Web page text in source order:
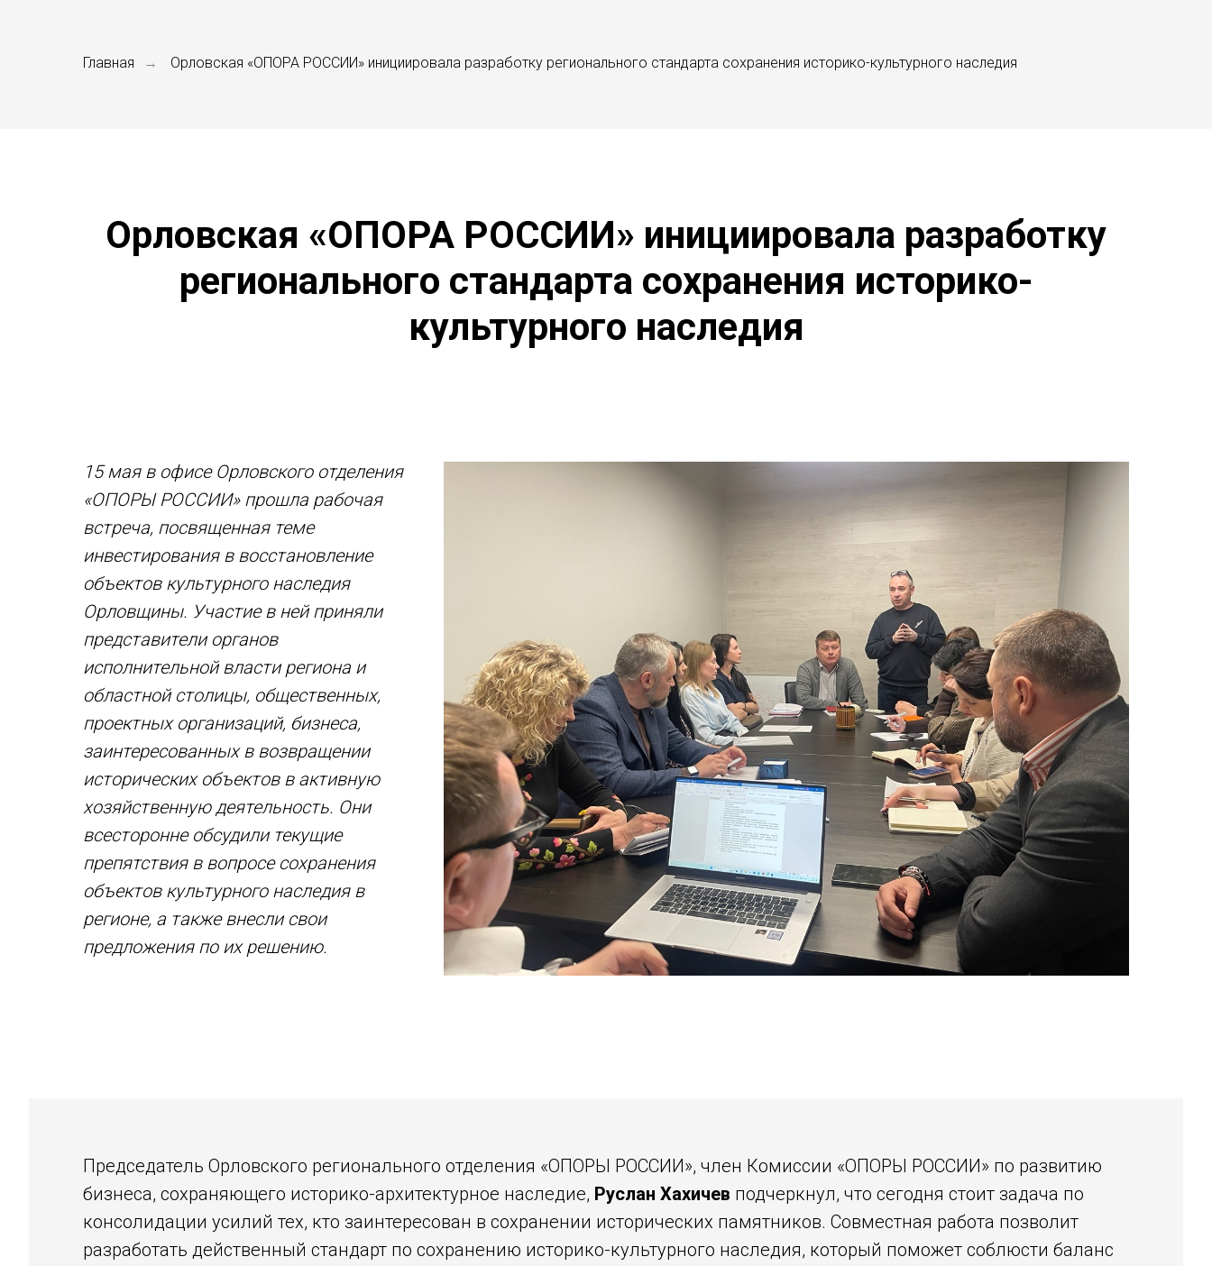
Главная → Орловская «ОПОРА РОССИИ» инициировала разработку регионального стандарта сохранения историко-культурного наследия
Орловская «ОПОРА РОССИИ» инициировала разработку
регионального стандарта сохранения историко-
культурного наследия
15 мая в офисе Орловского отделения
«ОПОРЫ РОССИИ» прошла рабочая
встреча, посвященная теме
инвестирования в восстановление
объектов культурного наследия
Орловщины. Участие в ней приняли
представители органов
исполнительной власти региона и
областной столицы, общественных,
проектных организаций, бизнеса,
заинтересованных в возвращении
исторических объектов в активную
хозяйственную деятельность. Они
всесторонне обсудили текущие
препятствия в вопросе сохранения
объектов культурного наследия в
регионе, а также внесли свои
предложения по их решению.
Председатель Орловского регионального отделения «ОПОРЫ РОССИИ», член Комиссии «ОПОРЫ РОССИИ» по развитию
бизнеса, сохраняющего историко-архитектурное наследие, Руслан Хахичев подчеркнул, что сегодня стоит задача по
консолидации усилий тех, кто заинтересован в сохранении исторических памятников. Совместная работа позволит
разработать действенный стандарт по сохранению историко-культурного наследия, который поможет соблюсти баланс